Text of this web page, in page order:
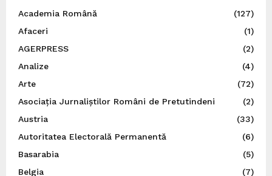
Academia Română
(127)
Afaceri
(1)
AGERPRESS
(2)
Analize
(4)
Arte
(72)
Asociația Jurnaliștilor Români de Pretutindeni
(2)
Austria
(33)
Autoritatea Electorală Permanentă
(6)
Basarabia
(5)
Belgia
(7)